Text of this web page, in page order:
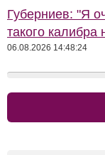
Губерниев: "Я
такого калибра
06.08.2026 14:48:24